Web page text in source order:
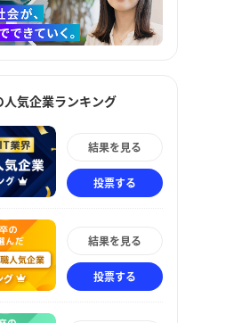
人気企業ランキング
結果を見る
投票する
結果を見る
投票する